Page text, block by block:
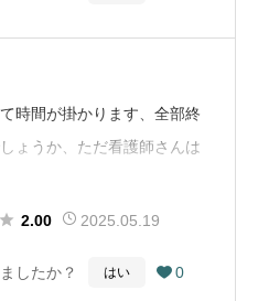
時間が掛かります、全部終
ょうか、ただ看護師さんは
れたらなと思います。
 2.00 2025.05.19
したか？ はい  0